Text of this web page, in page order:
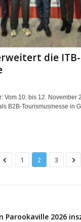
die ITB-
Vom 10. bis 12. November
B2B-Tourismusmesse in
1 2 3
Parookaville 2026